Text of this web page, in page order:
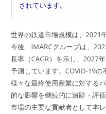
されています。
世界の鉄道市場規模は、2021
今後、IMARCグループは、
長率（CAGR）を示し、2027
予測しています。COVID-19
様々な最終使用産業に対する
的な影響を継続的に追跡・評
市場の主要な貢献者として本